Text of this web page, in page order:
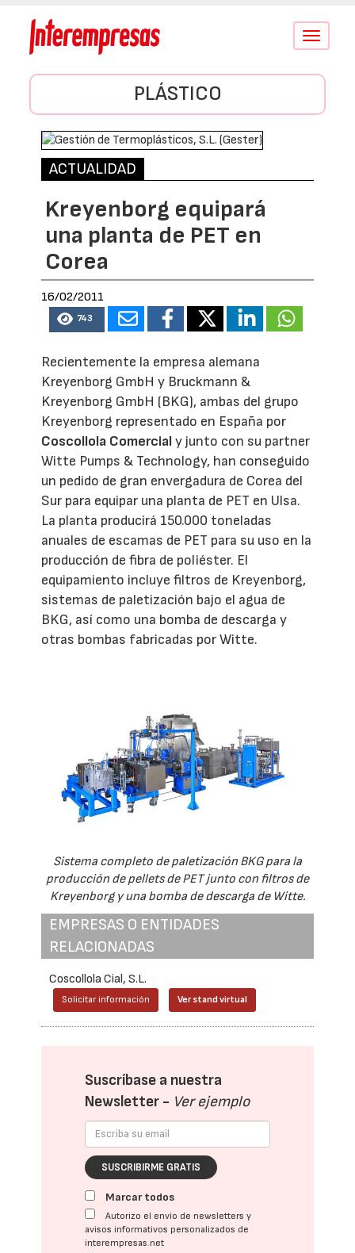
Conmutar
PLÁSTICO
ACTUALIDAD
Kreyenborg equipará
una planta de PET en
Corea
16/02/2011
743
Recientemente la empresa alemana
Kreyenborg GmbH y Bruckmann &
Kreyenborg GmbH (BKG), ambas del grupo
Kreyenborg representado en España por
Coscollola Comercialy junto con su partner
Witte Pumps & Technology, han conseguido
un pedido de gran envergadura de Corea del
Sur para equipar una planta de PET en Ulsa.
La planta producirá 150.000 toneladas
anuales de escamas de PET para su uso en la
producción de fibra de poliéster. El
equipamiento incluye filtros de Kreyenborg,
sistemas de paletización bajo el agua de
BKG, así como una bomba de descarga y
otras bombas fabricadas por Witte.
Sistema completo de paletización BKG para la
producción de pellets de PET junto con filtros de
Kreyenborg y una bomba de descarga de Witte.
EMPRESAS O ENTIDADES
RELACIONADAS
Coscollola Cial, S.L.
Solicitar información Ver stand virtual
Suscríbase a nuestra
Newsletter - Ver ejemplo
SUSCRIBIRME GRATIS
Marcar todos
Autorizo el envío de newsletters y
avisos informativos personalizados de
interempresas.net